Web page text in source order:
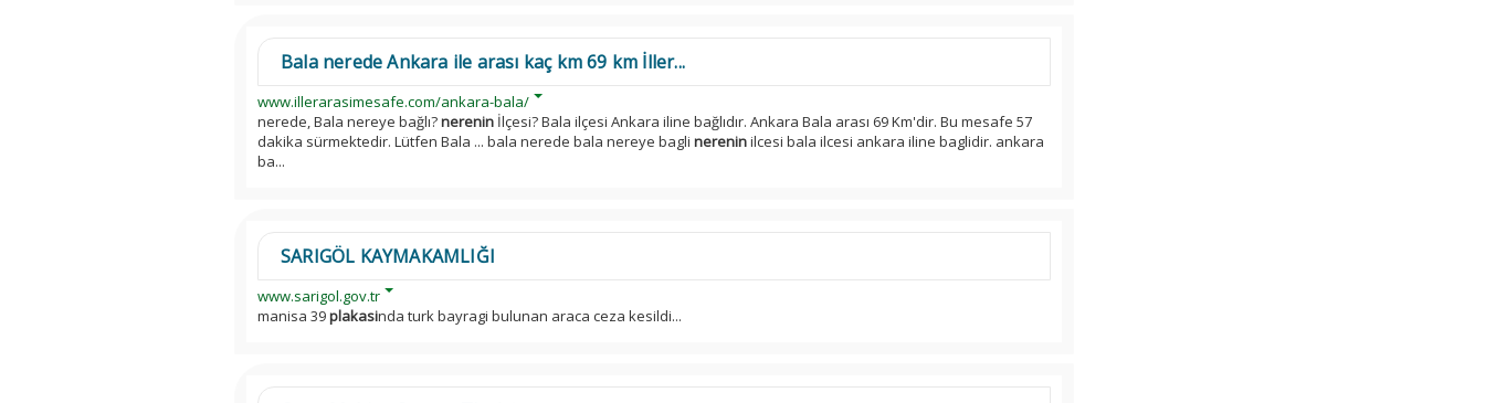
Bala nerede Ankara ile arası kaç km 69 km İller...
www.illerarasimesafe.com/ankara-bala/
nerede, Bala nereye bağlı?nerenin İlçesi? Bala ilçesi Ankara iline bağlıdır. Ankara Bala arası 69 Km'dir. Bu mesafe 57
dakika sürmektedir. Lütfen Bala ... bala nerede bala nereye bagli nereninilcesi bala ilcesi ankara iline baglidir. ankara
ba...
SARIGÖL KAYMAKAMLIĞI
www.sarigol.gov.tr
manisa 39plakasinda turk bayragi bulunan araca ceza kesildi...